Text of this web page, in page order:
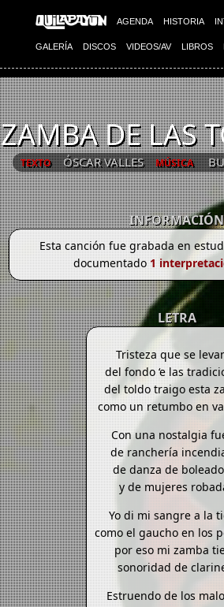
AGENDA HISTORIA
GALERÍA DISCOS VIDEOS/AV LIBROS
ZAMBA DE LAS
TEXTO ÓSCAR VALLES MÚSICA
INFORMACIÓN
Esta canción fue grabada en
documentado1
LETRA
Tristeza que se
del fondo ‘e las
del toldo traigo esta
como un retumbo en
Con una nostalgia
de ranchería
de danza de
y de mujeres
Yo di mi sangre a la
como el gaucho en los
por eso mi zamba
sonoridad de
Estruendo de los